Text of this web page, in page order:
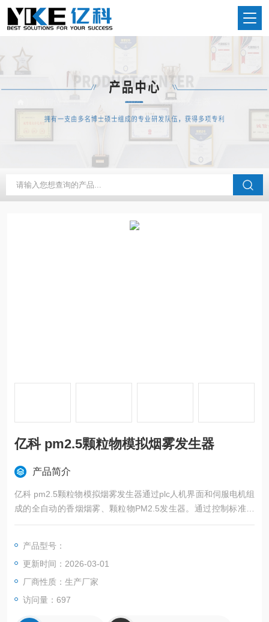
当前位置：首页 产品中心 颗粒物发生器
亿科 pm2.5颗粒物模拟烟雾发生器
产品简介
亿科 pm2.5颗粒物模拟烟雾发生器通过plc人机界面和伺服电机组
成的全自动的香烟烟雾、颗粒物PM2.5发生器。通过控制标准香
烟的根数，载气的流量来实现浓度和颗粒物总量的规格要求。
产品型号：
更新时间：2026-03-01
厂商性质：生产厂家
访问量：697